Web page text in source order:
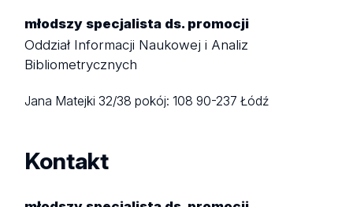
młodszy specjalista ds. promocji
Oddział Informacji Naukowej i Analiz
Bibliometrycznych
Jana Matejki 32/38pokój: 10890-237 Łódź
Kontakt